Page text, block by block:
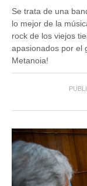
Se trata de una
lo mejor de la
rock de los viejos
apasionados por el
Metanoia!